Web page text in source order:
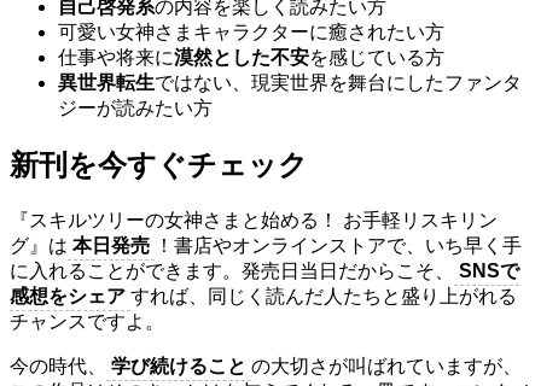
自己啓発系の内容を楽しく読みたい方
可愛い女神さまキャラクターに癒されたい方
仕事や将来に漠然とした不安を感じている方
異世界転生ではない、現実世界を舞台にしたファンタ
ジーが読みたい方
新刊を今すぐチェック
『スキルツリーの女神さまと始める！ お手軽リスキリン
グ』は 本日発売
！書店やオンラインストアで、いち早く手
に入れることができます。発売日当日だからこそ、
SNSで
感想をシェア すれば、同じく読んだ人たちと盛り上がれる
チャンスですよ。
今の時代、 学び続けること の大切さが叫ばれていますが、